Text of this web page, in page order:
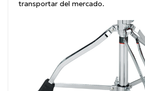
transportar del mercado.